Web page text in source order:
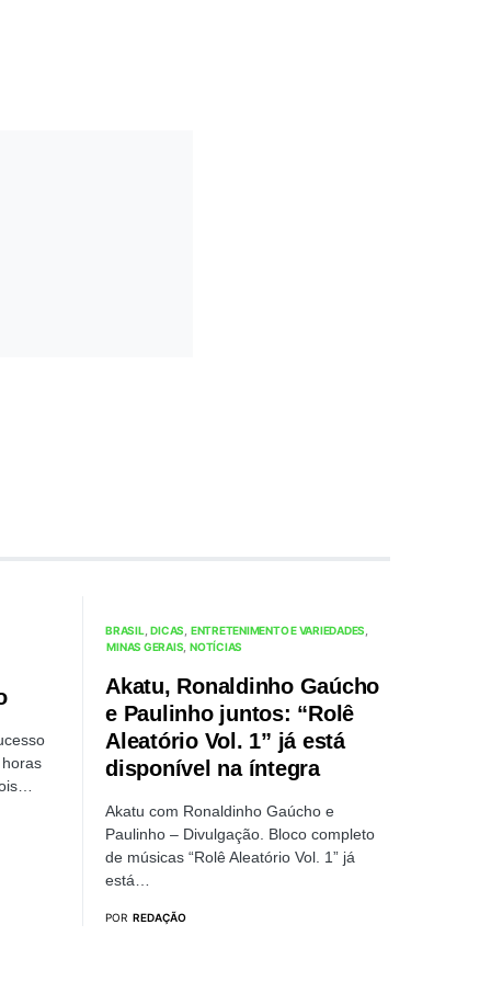
BRASIL DICAS ENTRETENIMENTO E VARIEDADES
MINAS GERAIS NOTÍCIAS
Akatu, Ronaldinho Gaúcho
e Paulinho juntos: “Rolê
Aleatório Vol. 1” já está
disponível na íntegra
Akatu com Ronaldinho Gaúcho e
Paulinho – Divulgação. Bloco completo
de músicas “Rolê Aleatório Vol. 1” já
está…
POR REDAÇÃO